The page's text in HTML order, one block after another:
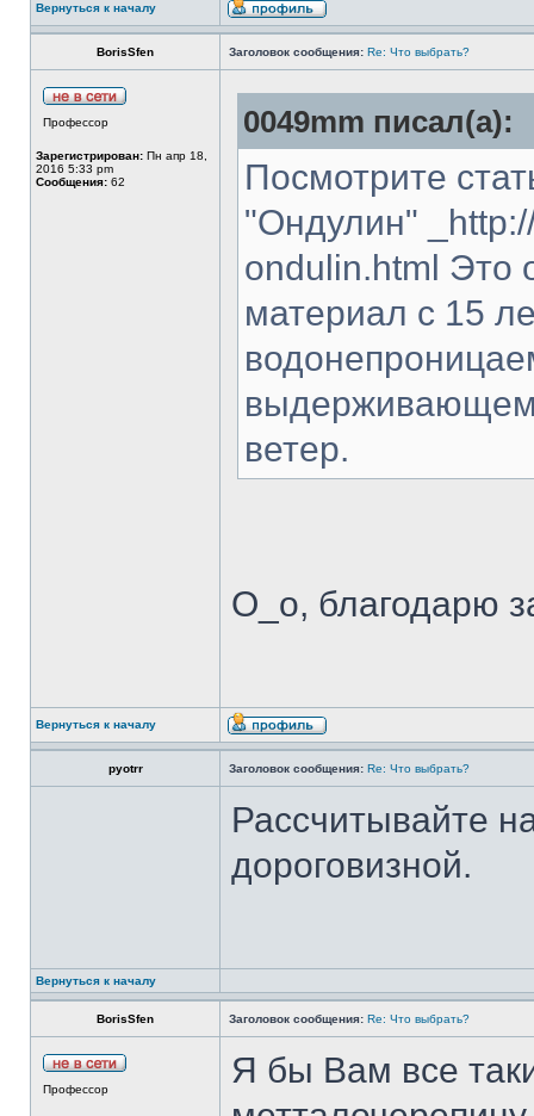
Вернуться к началу
BorisSfen Заголовок сообщения: Re: Что выбрать?
Профессор
Зарегистрирован: Пн апр 18,
2016 5:33 pm
Сообщения: 62
0049mm писал(а):
Посмотрите
"Ондулин"
ondulin.html Это
материал с 15
выдерживающем
ветер.
О_о, благодарю
Вернуться к началу
pyotrr Заголовок сообщения: Re: Что выбрать?
Рассчитывайте
дороговизной.
Вернуться к началу
BorisSfen Заголовок сообщения: Re: Что выбрать?
Профессор
Я бы Вам все